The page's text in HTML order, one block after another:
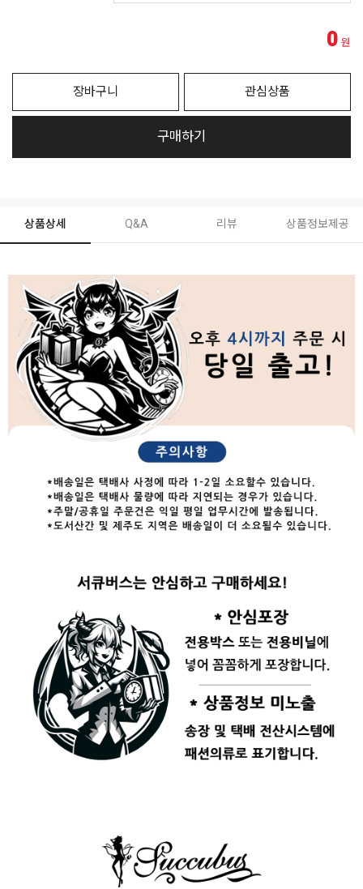
0 원
장바구니 관심상품
구매하기
상품상세 Q&A 리뷰 상품정보제공